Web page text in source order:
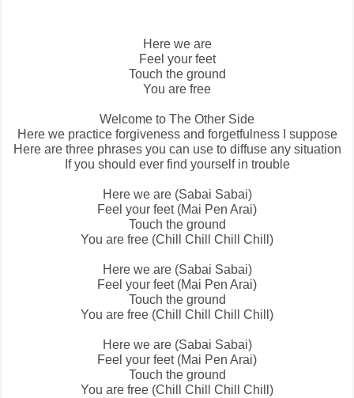
Here we are
Feel your feet
Touch the ground
You are free
Welcome to The Other Side
Here we practice forgiveness and forgetfulness I suppose
Here are three phrases you can use to diffuse any situation
If you should ever find yourself in trouble
Here we are (Sabai Sabai)
Feel your feet (Mai Pen Arai)
Touch the ground
You are free (Chill Chill Chill Chill)
Here we are (Sabai Sabai)
Feel your feet (Mai Pen Arai)
Touch the ground
You are free (Chill Chill Chill Chill)
Here we are (Sabai Sabai)
Feel your feet (Mai Pen Arai)
Touch the ground
You are free (Chill Chill Chill Chill)